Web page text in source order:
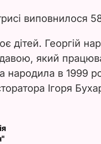
виповнилося
дітей. Георгій
який
народила в 1999
Ігоря